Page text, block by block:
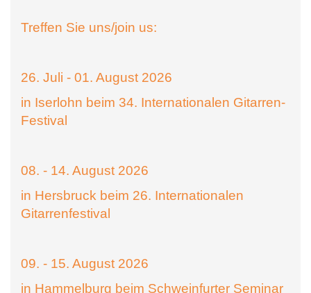
Treffen Sie uns/join us:
26. Juli - 01. August 2026
in Iserlohn beim 34. Internationalen Gitarren-
Festival
08. - 14. August 2026
in Hersbruck beim 26. Internationalen
Gitarrenfestival
09. - 15. August 2026
in Hammelburg beim Schweinfurter Seminar